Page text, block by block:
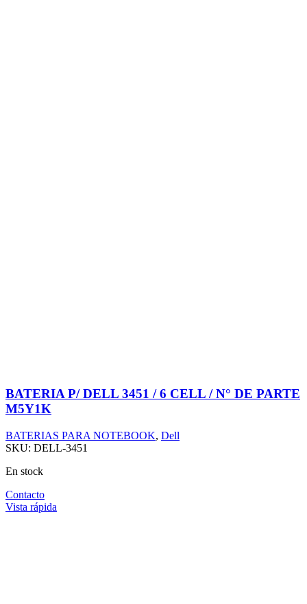
BATERIA P/ DELL 3451 / 6 CELL / N° DE PARTE
M5Y1K
BATERIAS PARA NOTEBOOK, Dell
SKU: DELL-3451
En stock
Contacto
Vista rápida